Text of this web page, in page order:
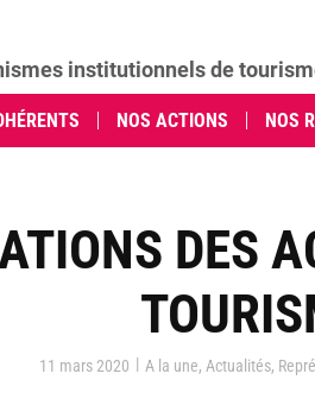
institutionnels de
NOS ACTIONS NOS
DES
11 mars 2020 | A la une, Actualités,